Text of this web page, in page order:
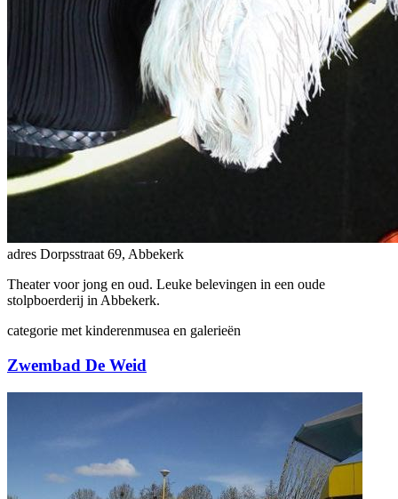
adres Dorpsstraat 69, Abbekerk
Theater voor jong en oud. Leuke belevingen in een oude
stolpboerderij in Abbekerk.
categorie met kinderenmusea en galerieën
Zwembad De Weid